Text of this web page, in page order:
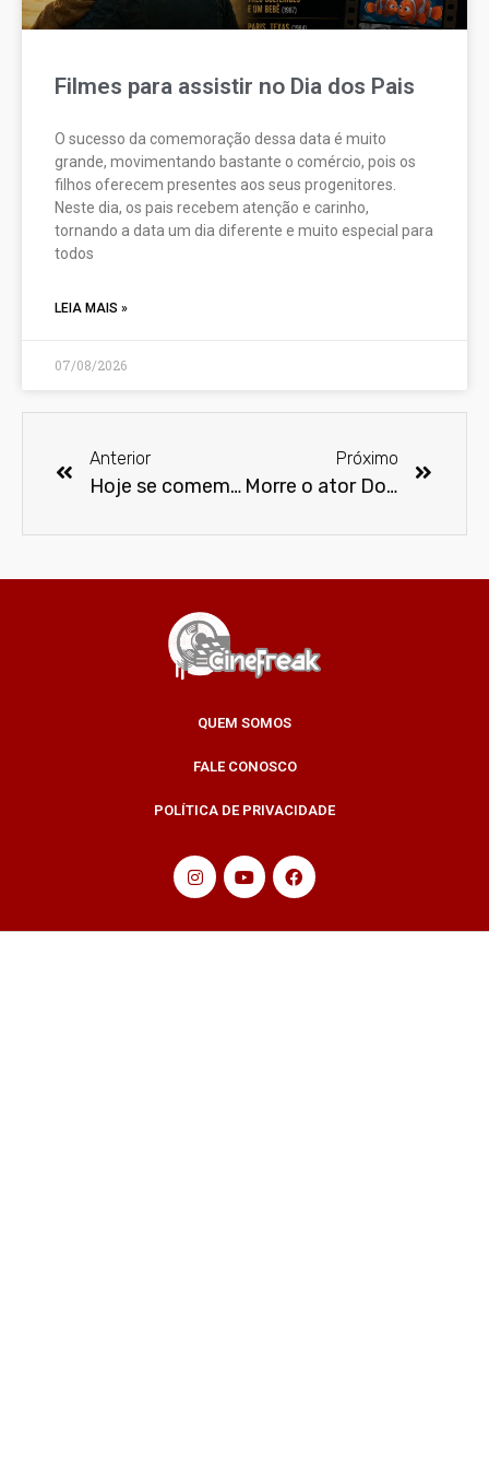
Filmes para assistir no Dia dos Pais
O sucesso da comemoração dessa data é muito
grande, movimentando bastante o comércio, pois os
filhos oferecem presentes aos seus progenitores.
Neste dia, os pais recebem atenção e carinho,
tornando a data um dia diferente e muito especial para
todos
LEIA MAIS »
07/08/2026
Anterior
Hoje se comemora o Dia de Star Wars
Próximo
Morre o ator Donald Gibb aos 72 anos
QUEM SOMOS
FALE CONOSCO
POLÍTICA DE PRIVACIDADE